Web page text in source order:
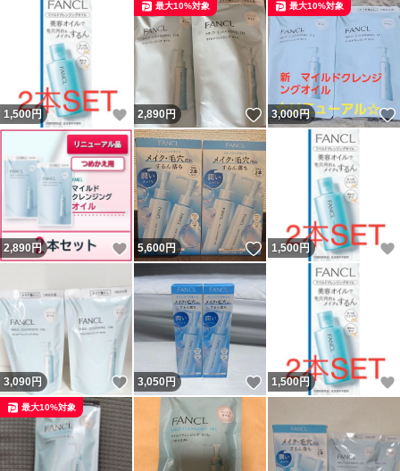
1,500円 いいね！
2,890円 いいね！
最大10%対象
3,000円
最大10%対象
2,890 円 いいね！
5,600円 いいね！
1,500円
3,090円 いいね！
3,050円 いいね！
1,500円
最大10%対象